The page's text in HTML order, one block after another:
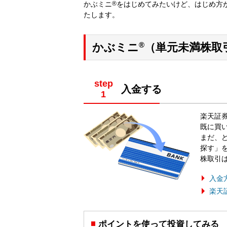
かぶミニ®をはじめてみたいけど、はじめ方
たします。
かぶミニ® （単元未満株
step 入金する
楽天証
既に買
まだ、
探す」
株取引
入金
楽天
ポイントを使って投資してみる